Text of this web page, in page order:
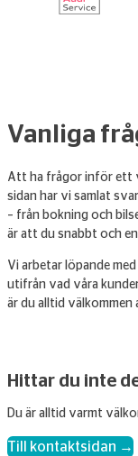
Vanliga
Att ha frågor inför ett
sidan har vi samlat
– från bokning och
är att du snabbt och
Vi arbetar löpande
utifrån vad våra
är du alltid
Hittar du inte
Du är alltid varmt
Till kontaktsidan →